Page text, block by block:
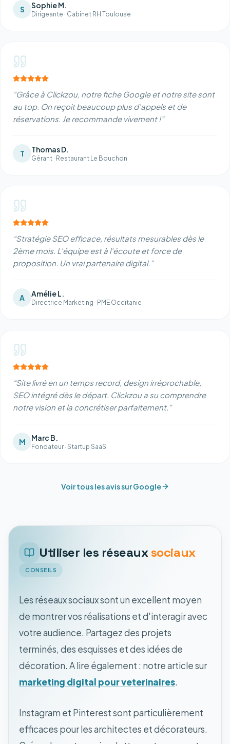
S Sophie M.
Dirigeante · Cabinet RH Toulouse
“Grâce à Clickzou, notre fiche Google et notre site sont
au top. On reçoit beaucoup plus d'appels et de
réservations. Je recommande vivement !”
T Thomas D.
Gérant · Restaurant Le Bouchon
“Stratégie SEO efficace, résultats mesurables dès le
2ème mois. L'équipe est à l'écoute et force de
proposition. Un vrai partenaire digital. ”
A Amélie L.
Directrice Marketing · PME Occitanie
“Site livré en un temps record, design irréprochable,
SEO intégré dès le départ. Clickzou a su comprendre
notre vision et la concrétiser parfaitement. ”
M Marc B.
Fondateur · Startup SaaS
Voir tous les avis sur Google
Utiliser les réseauxsociaux
CONSEILS
Les réseaux sociaux sont un excellent moyen
de montrer vos réalisations et d'interagir avec
votre audience. Partagez des projets
terminés, des esquisses et des idées de
décoration. A lire également : notre article sur
marketing digital pour veterinaires.
Instagram et Pinterest sont particulièrement
efficaces pour les architectes et décorateurs.